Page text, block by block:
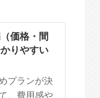
宅
ない
価格・間
りやすい
プランが決
、費用感や